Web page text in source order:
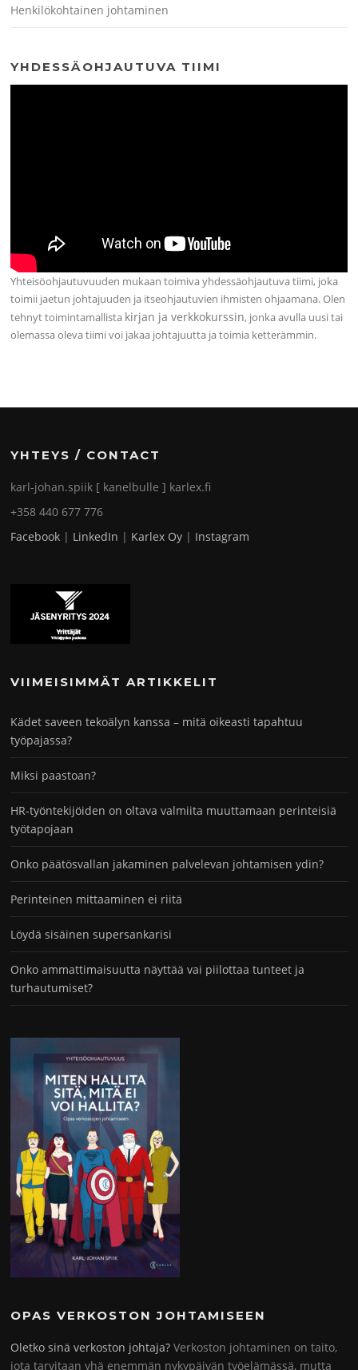
Henkilökohtainen johtaminen
YHDESSÄOHJAUTUVA TIIMI
Yhteisöohjautuvuuden mukaan toimiva yhdessäohjautuva tiimi, joka
toimii jaetun johtajuuden ja itseohjautuvien ihmisten ohjaamana. Olen
tehnyt toimintamallista kirjan ja verkkokurssin, jonka avulla uusi tai
olemassa oleva tiimi voi jakaa johtajuutta ja toimia ketterämmin.
YHTEYS / CONTACT
karl-johan.spiik [ kanelbulle ] karlex.fi
+358 440 677 776
Facebook | LinkedIn | Karlex Oy | Instagram
VIIMEISIMMÄT ARTIKKELIT
Kädet saveen tekoälyn kanssa – mitä oikeasti tapahtuu
työpajassa?
Miksi paastoan?
HR-työntekijöiden on oltava valmiita muuttamaan perinteisiä
työtapojaan
Onko päätösvallan jakaminen palvelevan johtamisen ydin?
Perinteinen mittaaminen ei riitä
Löydä sisäinen supersankarisi
Onko ammattimaisuutta näyttää vai piilottaa tunteet ja
turhautumiset?
OPAS VERKOSTON JOHTAMISEEN
Oletko sinä verkoston johtaja? Verkoston johtaminen on taito,
jota tarvitaan yhä enemmän nykypäivän työelämässä, mutta